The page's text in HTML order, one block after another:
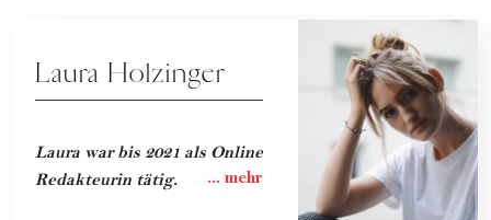
Laura Holzinger
Laura war bis 2021 als Online
Redakteurin tätig.